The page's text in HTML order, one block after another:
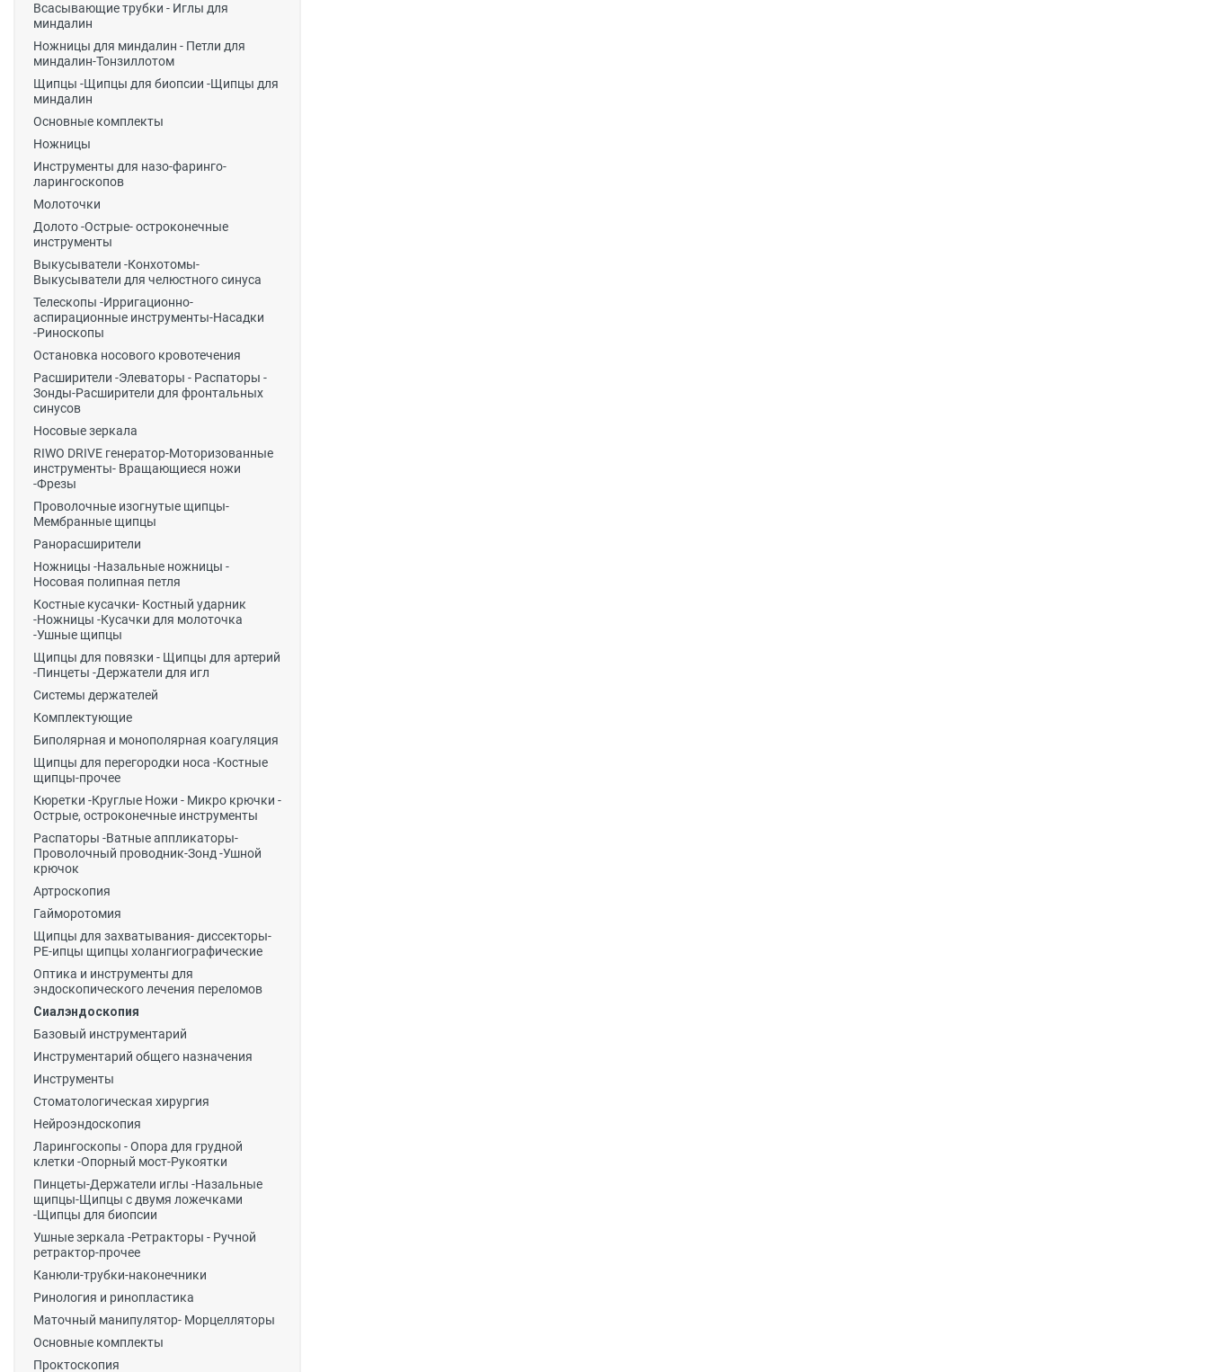
Всасывающие трубки - Иглы для
миндалин
Ножницы для миндалин - Петли для
миндалин-Тонзиллотом
Щипцы -Щипцы для биопсии -Щипцы для
миндалин
Основные комплекты
Ножницы
Инструменты для назо-фаринго-
ларингоскопов
Молоточки
Долото -Острые- остроконечные
инструменты
Выкусыватели -Конхотомы-
Выкусыватели для челюстного синуса
Телескопы -Ирригационно-
аспирационные инструменты-Насадки
-Риноскопы
Остановка носового кровотечения
Расширители -Элеваторы - Распаторы -
Зонды-Расширители для фронтальных
синусов
Носовые зеркала
RIWO DRIVE генератор-Моторизованные
инструменты- Вращающиеся ножи
-Фрезы
Проволочные изогнутые щипцы-
Мембранные щипцы
Ранорасширители
Ножницы -Назальные ножницы -
Носовая полипная петля
Костные кусачки- Костный ударник
-Ножницы -Кусачки для молоточка
-Ушные щипцы
Щипцы для повязки - Щипцы для артерий
-Пинцеты -Держатели для игл
Системы держателей
Комплектующие
Биполярная и монополярная коагуляция
Щипцы для перегородки носа -Костные
щипцы-прочее
Кюретки -Круглые Ножи - Микро крючки -
Острые, остроконечные инструменты
Распаторы -Ватные аппликаторы-
Проволочный проводник-Зонд -Ушной
крючок
Артроскопия
Гайморотомия
Щипцы для захватывания- диссекторы-
РЕ-ипцы щипцы холангиографические
Оптика и инструменты для
эндоскопического лечения переломов
Сиалэндоскопия
Базовый инструментарий
Инструментарий общего назначения
Инструменты
Стоматологическая хирургия
Нейроэндоскопия
Ларингоскопы - Опора для грудной
клетки -Опорный мост-Рукоятки
Пинцеты-Держатели иглы -Назальные
щипцы-Щипцы с двумя ложечками
-Щипцы для биопсии
Ушные зеркала -Ретракторы - Ручной
ретрактор-прочее
Канюли-трубки-наконечники
Ринология и ринопластика
Маточный манипулятор- Морцелляторы
Основные комплекты
Проктоскопия